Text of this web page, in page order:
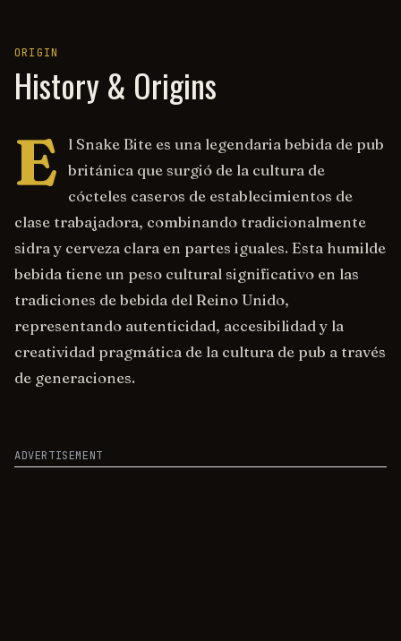
ORIGIN
History & Origins
E
l Snake Bite es una legendaria bebida de pub
británica que surgió de la cultura de
cócteles caseros de establecimientos de
clase trabajadora, combinando tradicionalmente
sidra y cerveza clara en partes iguales. Esta humilde
bebida tiene un peso cultural significativo en las
tradiciones de bebida del Reino Unido,
representando autenticidad, accesibilidad y la
creatividad pragmática de la cultura de pub a través
de generaciones.
ADVERTISEMENT